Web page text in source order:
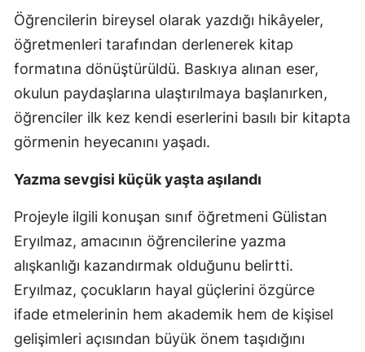
Öğrencilerin bireysel olarak yazdığı hikâyeler,
öğretmenleri tarafından derlenerek kitap
formatına dönüştürüldü. Baskıya alınan eser,
okulun paydaşlarına ulaştırılmaya başlanırken,
öğrenciler ilk kez kendi eserlerini basılı bir kitapta
görmenin heyecanını yaşadı.
Yazma sevgisi küçük yaşta aşılandı
Projeyle ilgili konuşan sınıf öğretmeni Gülistan
Eryılmaz, amacının öğrencilerine yazma
alışkanlığı kazandırmak olduğunu belirtti.
Eryılmaz, çocukların hayal güçlerini özgürce
ifade etmelerinin hem akademik hem de kişisel
gelişimleri açısından büyük önem taşıdığını